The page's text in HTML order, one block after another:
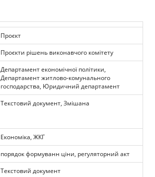
Прозорість влади
Документи
Проєкт
Проєкти рішень виконавчого комітету
Департамент економічної політики,
Департамент житлово-комунального
господарства, Юридичний департамент
Текстовий документ, Змішана
Економіка, ЖКГ
порядок формуванн ціни, регуляторний акт
Текстовий документ